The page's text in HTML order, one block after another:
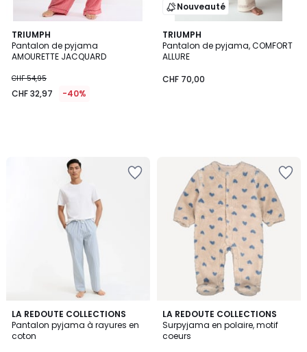
TRIUMPH
Pantalon de pyjama
AMOURETTE JACQUARD
CHF 54,95
CHF 32,97 -40%
Nouveauté
TRIUMPH
Pantalon de pyjama, COMFORT
ALLURE
CHF 70,00
LA REDOUTE COLLECTIONS
Pantalon pyjama à rayures en
coton
4,3
/ 5
LA REDOUTE COLLECTIONS
Surpyjama en polaire, motif
coeurs
4
/
5